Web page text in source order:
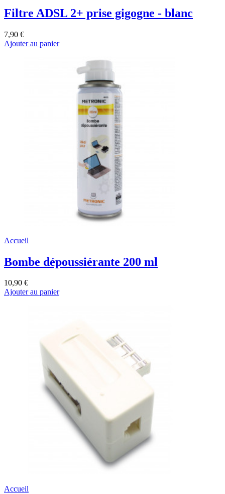
Filtre ADSL 2+ prise gigogne - blanc
7,90 €
Ajouter au panier
Accueil
Bombe dépoussiérante 200 ml
10,90 €
Ajouter au panier
Accueil